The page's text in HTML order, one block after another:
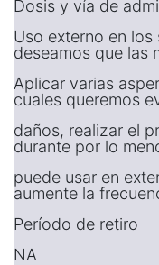
Dosis y vía de
Uso externo en
deseamos que las
Aplicar varias
cuales queremos
daños, realizar el
durante por lo
puede usar en
aumente la
Período de retiro
NA